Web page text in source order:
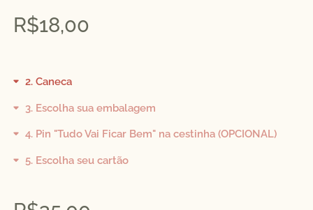
R$18,00
2 Caneca
3 Escolha sua embalagem
4 Pin "Tudo Vai Ficar Bem" na cestinha (OPCIONAL)
5 Escolha seu cartão